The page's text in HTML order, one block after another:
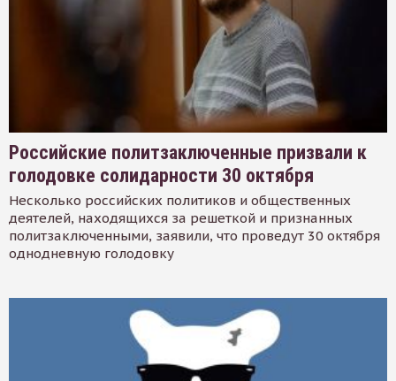
Российские политзаключенные призвали к
голодовке солидарности 30 октября
Несколько российских политиков и общественных
деятелей, находящихся за решеткой и признанных
политзаключенными, заявили, что проведут 30 октября
однодневную голодовку